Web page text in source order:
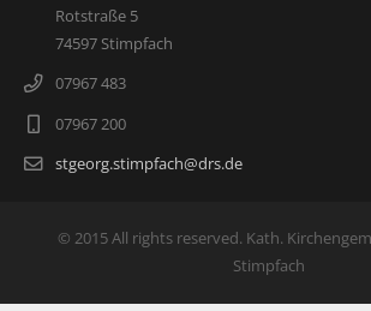
Rotstraße 5
74597 Stimpfach
07967 483
07967 200
stgeorg.stimpfach@drs.de
© 2015 All rights reserved. Kath.
Stimpfach